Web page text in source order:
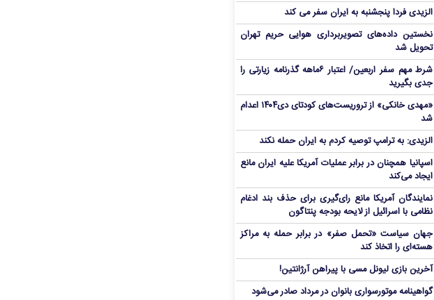
الزیدی فردا پنجشنبه به ایران سفر می کند
نخستین داده‌های تصویربرداری هوایی حریم تهران
تحویل شد
شرط مهم سفر اربعین/ اعتبار ۶ماهه گذرنامه زیارتی را
جدی بگیرید
«مهدی خانکی» از تروریست‌های کودتای دی۱۴۰۴ اعدام
شد
الزیدی: به ترامپ توصیه کردم به ایران حمله نکند
اسپانیا همچنان در برابر عملیات آمریکا علیه ایران مانع
ایجاد می‌کند
نمایندگان آمریکا مانع رای‌گیری برای حذف بند ادغام
نظامی با اسرائیل از لایحه بودجه پنتاگون
جهان سیاست «تحمل صفر» در برابر حمله به مراکز
هسته‌ای را اتخاذ کند
آخرین بازی لیونل مسی با پیراهن آرژانتین!
گواهینامه موتورسواری بانوان در مرداد صادر می‌شود